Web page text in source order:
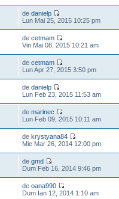
dedanielp
Lun Mai 25, 2015 10:25 pm
decetmam
Vin Mai 08, 2015 10:21 am
decetmam
Lun Apr 27, 2015 3:50 pm
dedanielp
Lun Feb 23, 2015 11:53 am
demarinec
Lun Feb 09, 2015 10:11 am
dekrystyana84
Mie Mar 26, 2014 12:00 pm
degmd
Dum Feb 16, 2014 9:46 pm
deoana990
Dum Ian 12, 2014 1:10 am